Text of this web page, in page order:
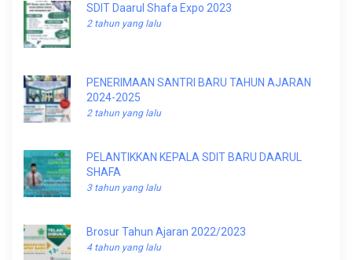
SDIT Daarul Shafa Expo 2023
2 tahun yang lalu
PENERIMAAN SANTRI BARU TAHUN AJARAN
2024-2025
2 tahun yang lalu
PELANTIKKAN KEPALA SDIT BARU DAARUL
SHAFA
3 tahun yang lalu
Brosur Tahun Ajaran 2022/2023
4 tahun yang lalu